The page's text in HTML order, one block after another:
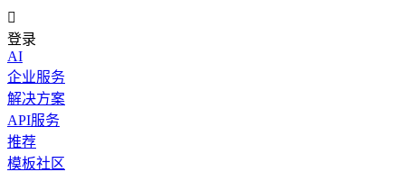

登录
AI
企业服务
解决方案
API服务
推荐
模板社区